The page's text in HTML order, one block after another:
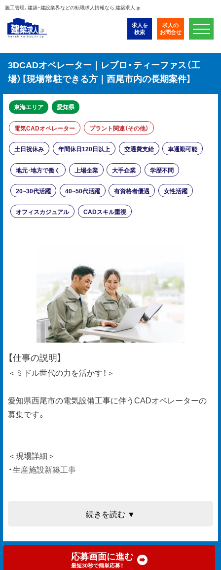
施工管理、建築・建設業界などの転職求人情報なら 建築求人.jp
求人を
検索
求人の
お問合せ
3DCADオペレーター｜レブロ・ティーファス（工
場）【現場常駐できる方｜西尾市内の長期案件】
東海エリア 愛知県
電気CADオペレーター プラント関連（その他）
土日祝休み 年間休日120日以上 交通費支給 車通勤可能
地元･地方で働く 上場企業 大手企業 学歴不問
20~30代活躍 40~50代活躍 有資格者優遇 女性活躍
オフィスカジュアル CADスキル重視
【仕事の説明】
＜ミドル世代の力を活かす！＞
愛知県西尾市の電気設備工事に伴うCADオペレーターの
募集です。
＜現場詳細＞
・生産施設新築工事
・干渉チェック
続きを読む ▼
応募画面に進む
最短30秒で簡単応募！